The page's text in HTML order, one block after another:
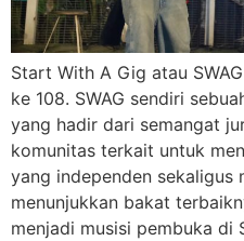
Start With A Gig atau
ke 108. SWAG sendiri
yang hadir dari semangat
komunitas terkait untuk
yang independen sekaligus
menunjukkan bakat
menjadi musisi pembuka di